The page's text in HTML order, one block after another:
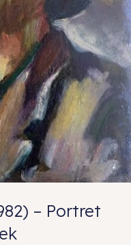
– Portret